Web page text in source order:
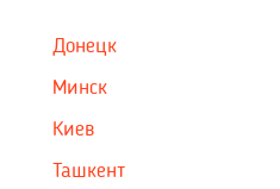
Донецк
Минск
Киев
Ташкент